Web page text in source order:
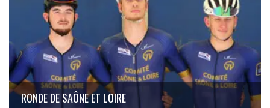
RONDE DE SAÔNE ET LOIRE